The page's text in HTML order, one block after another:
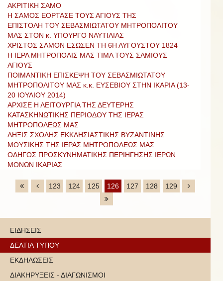
ΑΚΡΙΤΙΚΗ ΣΑΜΟ
Η ΣΑΜΟΣ ΕΟΡΤΑΣΕ ΤΟΥΣ ΑΓΙΟΥΣ ΤΗΣ
ΕΠΙΣΤΟΛΗ ΤΟΥ ΣΕΒΑΣΜΙΩΤΑΤΟΥ ΜΗΤΡΟΠΟΛΙΤΟΥ
ΜΑΣ ΣΤΟΝ κ. ΥΠΟΥΡΓΟ ΝΑΥΤΙΛΙΑΣ
ΧΡΙΣΤΟΣ ΣΑΜΟΝ ΕΣΩΣΕΝ ΤΗ 6Η ΑΥΓΟΥΣΤΟΥ 1824
Η ΙΕΡΑ ΜΗΤΡΟΠΟΛΙΣ ΜΑΣ ΤΙΜΑ ΤΟΥΣ ΣΑΜΙΟΥΣ
ΑΓΙΟΥΣ
ΠΟΙΜΑΝΤΙΚΗ ΕΠΙΣΚΕΨΗ ΤΟΥ ΣΕΒΑΣΜΙΩΤΑΤΟΥ
ΜΗΤΡΟΠΟΛΙΤΟΥ ΜΑΣ κ.κ. ΕΥΣΕΒΙΟΥ ΣΤΗΝ ΙΚΑΡΙΑ (13-
20 ΙΟΥΛΙΟΥ 2014)
AΡΧΙΣΕ Η ΛΕΙΤΟΥΡΓΙΑ ΤΗΣ ΔΕΥΤΕΡΗΣ
ΚΑΤΑΣΚΗΝΩΤΙΚΗΣ ΠΕΡΙΟΔΟΥ ΤΗΣ ΙΕΡΑΣ
ΜΗΤΡΟΠΟΛΕΩΣ ΜΑΣ
ΛΗΞΙΣ ΣΧΟΛΗΣ ΕΚΚΛΗΣΙΑΣΤΙΚΗΣ ΒΥΖΑΝΤΙΝΗΣ
ΜΟΥΣΙΚΗΣ ΤΗΣ ΙΕΡΑΣ ΜΗΤΡΟΠΟΛΕΩΣ ΜΑΣ
ΟΔΗΓΟΣ ΠΡΟΣΚΥΝΗΜΑΤΙΚΗΣ ΠΕΡΙΗΓΗΣΗΣ ΙΕΡΩΝ
ΜΟΝΩΝ ΙΚΑΡΙΑΣ
123 124 125 126 127 128 129
ΕΙΔΗΣΕΙΣ
ΔΕΛΤΙΑ ΤΥΠΟΥ
ΕΚΔΗΛΩΣΕΙΣ
ΔΙΑΚΗΡΥΞΕΙΣ - ΔΙΑΓΩΝΙΣΜΟΙ